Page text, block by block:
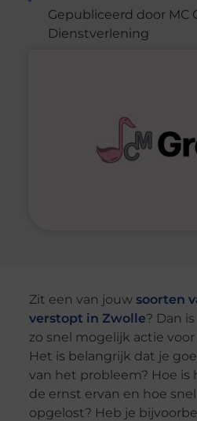
Gepubliceerd door MC
Dienstverlening
Zit een van jouwsoorten
verstopt in Zwolle? Dan
zo snel mogelijk actie
Het is belangrijk dat je
van het probleem? Hoe is
de ernst ervan en hoe
opgelost? Heb je